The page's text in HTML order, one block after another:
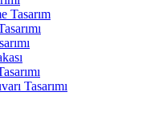
Tasarım
Tasarımı